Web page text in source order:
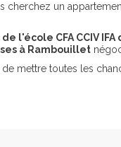
cherchez un
l'école CFA CCIV
à Rambouillet
mettre toutes les